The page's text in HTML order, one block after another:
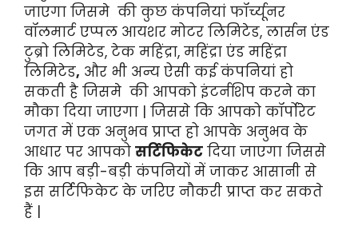
जाएगा जिसमे की कुछ कंपनियां फॉर्च्यूनर
वॉलमार्ट एप्पल आयशर मोटर लिमिटेड, लार्सन एंड
टुब्रो लिमिटेड, टेक महिंद्रा, महिंद्रा एंड महिंद्रा
लिमिटेड, और भी अन्य ऐसी कई कंपनियां हो
सकती है जिसमे की आपको इंटर्नशिप करने का
मौका दिया जाएगा | जिससे कि आपको कॉर्पोरेट
जगत में एक अनुभव प्राप्त हो आपके अनुभव के
आधार पर आपको सर्टिफिकेट दिया जाएगा जिससे
कि आप बड़ी-बड़ी कंपनियों में जाकर आसानी से
इस सर्टिफिकेट के जरिए नौकरी प्राप्त कर सकते
हैं |